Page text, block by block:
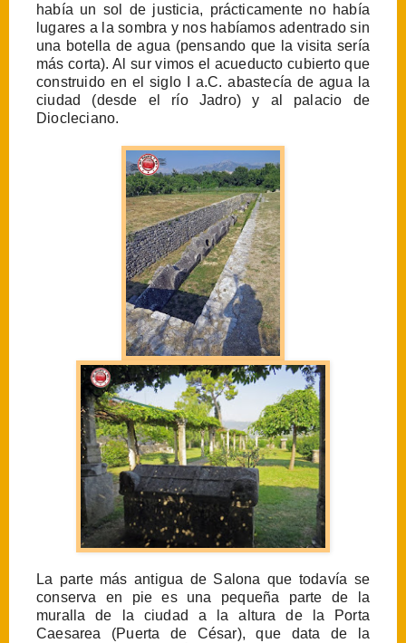
había un sol de justicia, prácticamente no había
lugares a la sombra y nos habíamos adentrado sin
una botella de agua (pensando que la visita sería
más corta). Al sur vimos el acueducto cubierto que
construido en el siglo I a.C. abastecía de agua la
ciudad (desde el río Jadro) y al palacio de
Diocleciano.
La parte más antigua de Salona que todavía se
conserva en pie es una pequeña parte de la
muralla de la ciudad a la altura de la Porta
Caesarea (Puerta de César), que data de la